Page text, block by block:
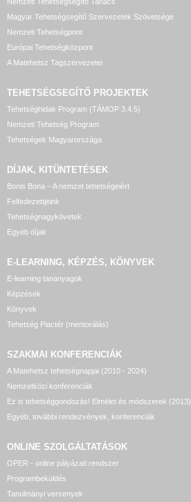
Magyar Tehetségsegítő Szervezetek Szövetsége
Nemzeti Tehetségpont
Európai Tehetségközpont
A Matehetsz Tagszervezetei
TEHETSÉGSEGÍTŐ PROJEKTEK
Tehetséghidak Program (TÁMOP 3.4.5)
Nemzeti Tehetség Program
Tehetségek Magyarországa
DÍJAK, KITÜNTETÉSEK
Bonis Bona – A nemzet tehetségeiért
Felfedezettjeink
Tehetségnagykövetek
Egyéb díjak
E-LEARNING, KÉPZÉS, KÖNYVEK
E-learning tananyagok
Képzések
Könyvek
Tehetség Piactér (mentorálás)
SZAKMAI KONFERENCIÁK
A Matehetsz tehetségnapjai (2010 - 2024)
Nemzetközi konferenciák
Ez is tehetséggondozás! Elmélet és módszerek (2013)
Egyéb, további rendezvények, konferenciák
ONLINE SZOLGÁLTATÁSOK
OPER - online pályázati rendszer
Programbeküldés
Tanulmányi versenyek